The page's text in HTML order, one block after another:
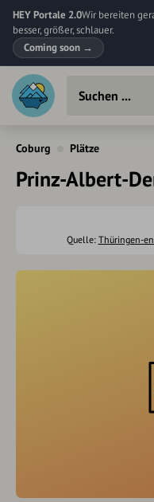
HEY Portale 2.0Wir bereiten
besser, größer, schlauer.
Coming soon →
Coburg Plätze
Prinz-Albert-
Quelle: Thüringen-